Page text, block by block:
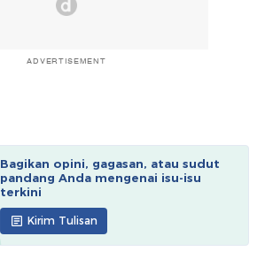
ADVERTISEMENT
Bagikan opini, gagasan, atau sudut
pandang Anda mengenai isu-isu
terkini
Kirim Tulisan